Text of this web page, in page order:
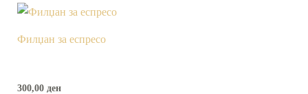
Филџан за еспресо
300,00 ден